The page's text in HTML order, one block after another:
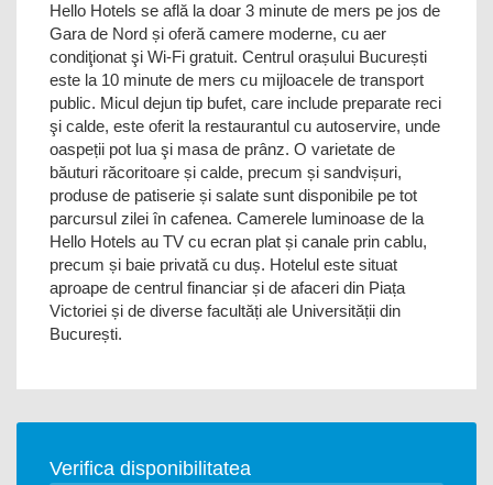
Hello Hotels se află la doar 3 minute de mers pe jos de
Gara de Nord și oferă camere moderne, cu aer
condiţionat şi Wi-Fi gratuit. Centrul orașului București
este la 10 minute de mers cu mijloacele de transport
public. Micul dejun tip bufet, care include preparate reci
şi calde, este oferit la restaurantul cu autoservire, unde
oaspeții pot lua şi masa de prânz. O varietate de
băuturi răcoritoare și calde, precum și sandvișuri,
produse de patiserie și salate sunt disponibile pe tot
parcursul zilei în cafenea. Camerele luminoase de la
Hello Hotels au TV cu ecran plat și canale prin cablu,
precum și baie privată cu duș. Hotelul este situat
aproape de centrul financiar și de afaceri din Piața
Victoriei și de diverse facultăți ale Universității din
București.
Verifica disponibilitatea